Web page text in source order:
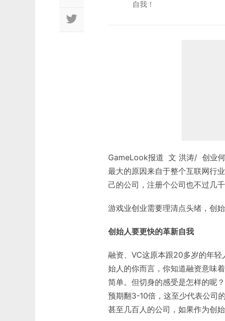
自我！
GameLook报道 文 洪涛/ 创业何
最大的原因来自于整个互联网行
己的公司，注册个公司也不过几
游戏业创业需要理清点头绪，创
创始人要更快的革新自我
融资、VC这原本跟20多岁的年
始人的你而言，你知道融资意味
简单。但切身的感受是怎样的呢
预期翻3-10倍，这至少代表公司
甚至几百人的公司，如果作为创